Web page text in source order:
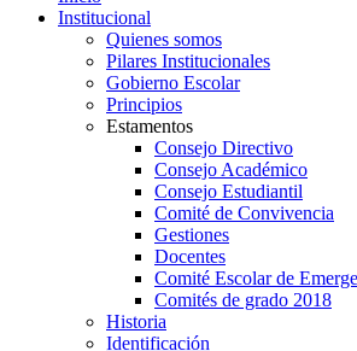
Institucional
Quienes somos
Pilares Institucionales
Gobierno Escolar
Principios
Estamentos
Consejo Directivo
Consejo Académico
Consejo Estudiantil
Comité de Convivencia
Gestiones
Docentes
Comité Escolar de
Comités de grado 2018
Historia
Identificación